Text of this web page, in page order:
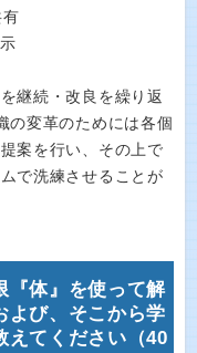
継続・改良を繰り返
の変革のためには各個
案を行い、その上で
で洗練させることが
『体』を使って解
よび、そこから学
えてください（40